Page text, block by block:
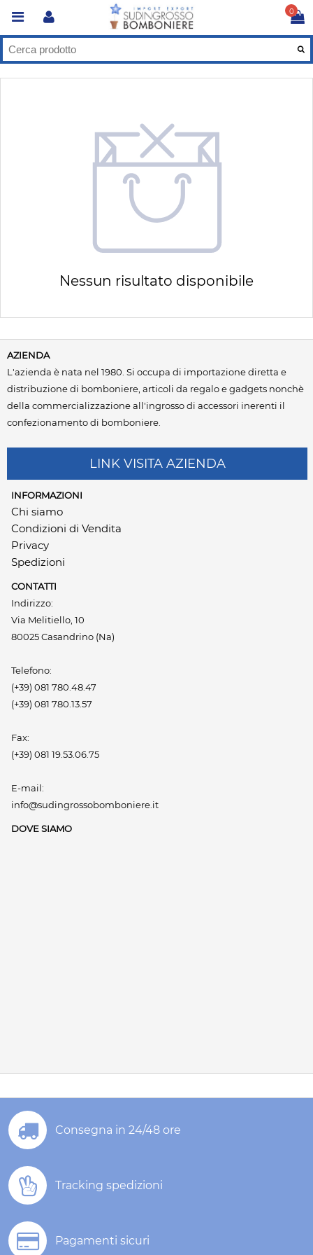
0
Nessun risultato disponibile
AZIENDA
L'azienda è nata nel 1980. Si occupa di importazione diretta e
distribuzione di bomboniere, articoli da regalo e gadgets nonchè
della commercializzazione all'ingrosso di accessori inerenti il
confezionamento di bomboniere.
LINK VISITA AZIENDA
INFORMAZIONI
Chi siamo
Condizioni di Vendita
Privacy
Spedizioni
CONTATTI
Indirizzo:
Via Melitiello, 10
80025 Casandrino (Na)
Telefono:
(+39) 081 780.48.47
(+39) 081 780.13.57
Fax:
(+39) 081 19.53.06.75
E-mail:
info@sudingrossobomboniere.it
DOVE SIAMO
Consegna in 24/48 ore
Tracking spedizioni
Pagamenti sicuri